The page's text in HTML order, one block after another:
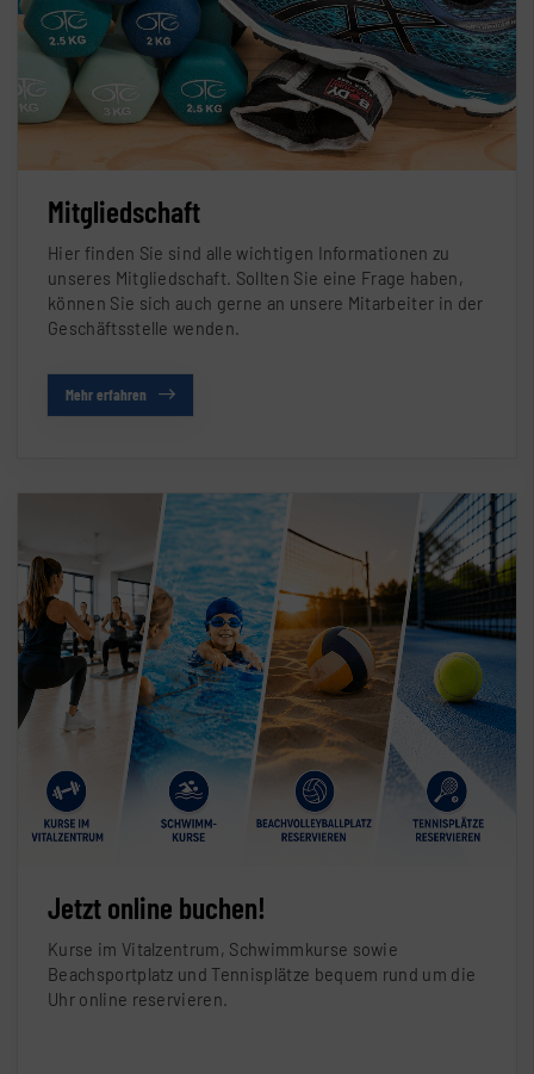
Mitgliedschaft
Hier finden Sie sind alle wichtigen Informationen zu
unseres Mitgliedschaft. Sollten Sie eine Frage haben,
können Sie sich auch gerne an unsere Mitarbeiter in der
Geschäftsstelle wenden.
Mehr erfahren
Jetzt online buchen!
Kurse im Vitalzentrum, Schwimmkurse sowie
Beachsportplatz und Tennisplätze bequem rund um die
Uhr online reservieren.